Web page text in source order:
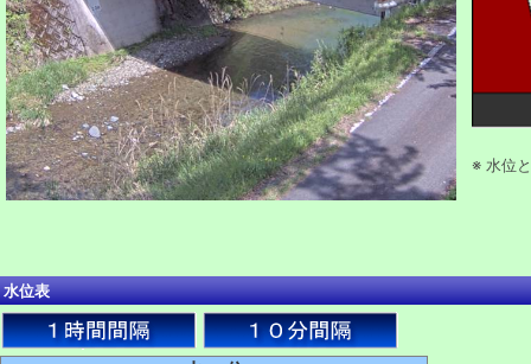
※ 水位
水位表